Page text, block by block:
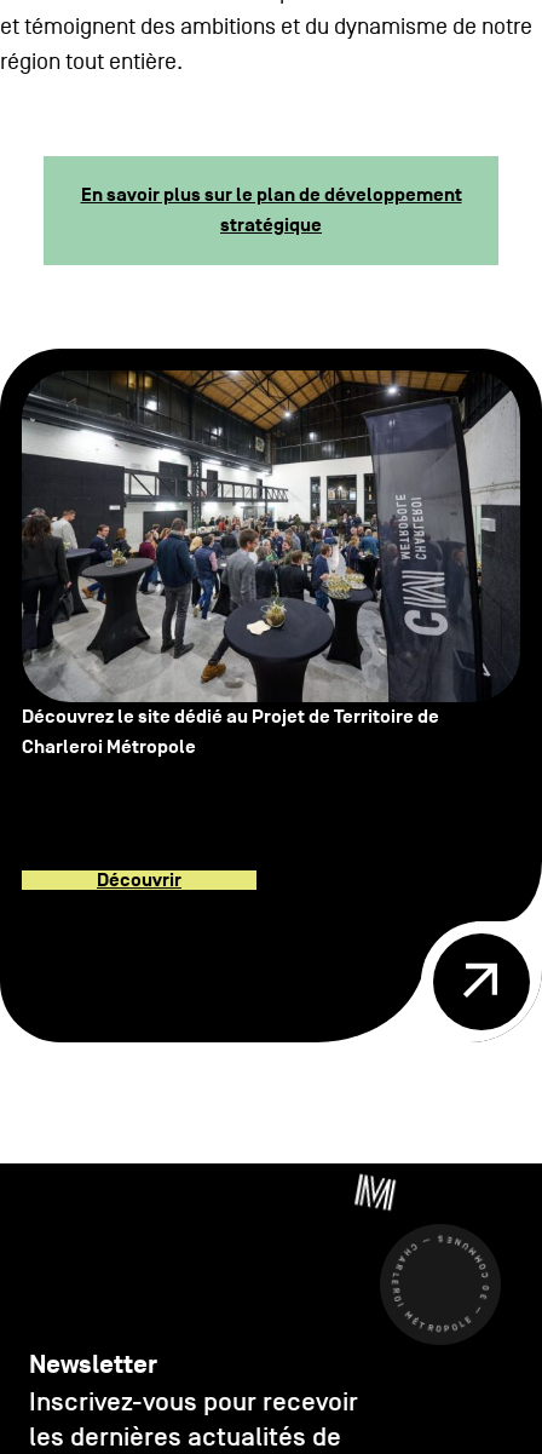
et témoignent des ambitions et du dynamisme de notre
région tout entière.
En savoir plus sur le plan de développement
stratégique
Découvrez le site dédié au Projet de Territoire de
Charleroi Métropole
Découvrir
CHARLEROI MÉTROPOLE — 30 COMMUNES —
Newsletter
Inscrivez-vous pour recevoir
les dernières actualités de